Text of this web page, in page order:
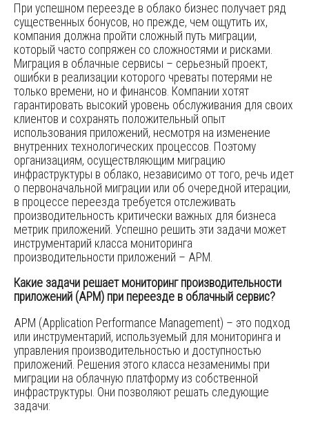
При успешном переезде в облако бизнес получает ряд
существенных бонусов, но прежде, чем ощутить их,
компания должна пройти сложный путь миграции,
который часто сопряжен со сложностями и рисками.
Миграция в облачные сервисы – серьезный проект,
ошибки в реализации которого чреваты потерями не
только времени, но и финансов. Компании хотят
гарантировать высокий уровень обслуживания для своих
клиентов и сохранять положительный опыт
использования приложений, несмотря на изменение
внутренних технологических процессов. Поэтому
организациям, осуществляющим миграцию
инфраструктуры в облако, независимо от того, речь идет
о первоначальной миграции или об очередной итерации,
в процессе переезда требуется отслеживать
производительность критически важных для бизнеса
метрик приложений. Успешно решить эти задачи может
инструментарий класса мониторинга
производительности приложений – APM.
Какие задачи решает мониторинг производительности
приложений (APM) при переезде в облачный сервис?
APM (Application Performance Management) – это подход
или инструментарий, используемый для мониторинга и
управления производительностью и доступностью
приложений. Решения этого класса незаменимы при
миграции на облачную платформу из собственной
инфраструктуры. Они позволяют решать следующие
задачи: